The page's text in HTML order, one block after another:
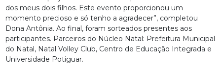
dos meus dois filhos. Este evento proporcionou um
momento precioso e só tenho a agradecer”, completou
Dona Antônia. Ao final, foram sorteados presentes aos
participantes. Parceiros do Núcleo Natal: Prefeitura Municipal
do Natal, Natal Volley Club, Centro de Educação Integrada e
Universidade Potiguar.